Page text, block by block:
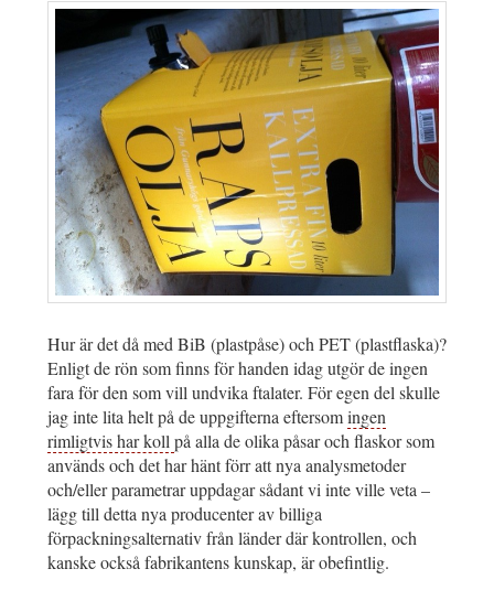
Hur är det då med BiB (plastpåse) och PET (plastflaska)?
Enligt de rön som finns för handen idag utgör de ingen
fara för den som vill undvika ftalater. För egen del skulle
jag inte lita helt på de uppgifterna eftersomingen
rimligtvis har koll på alla de olika påsar och flaskor som
används och det har hänt förr att nya analysmetoder
och/eller parametrar uppdagar sådant vi inte ville veta –
lägg till detta nya producenter av billiga
förpackningsalternativ från länder där kontrollen, och
kanske också fabrikantens kunskap, är obefintlig.